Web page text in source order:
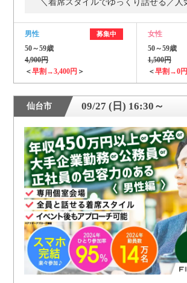
男性 募集中
50～59歳
4,900円
＜早割→3,400円 ＞
女性
50～59歳
1,500円
＜早割→0円
仙台市 09/27 (日) 16:30～